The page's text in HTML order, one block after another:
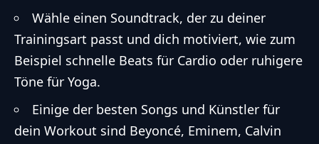
Wähle einen Soundtrack, der zu deiner
Trainingsart passt und dich motiviert, wie zum
Beispiel schnelle Beats für Cardio oder ruhigere
Töne für Yoga.
Einige der besten Songs und Künstler für
dein Workout sind Beyoncé, Eminem, Calvin